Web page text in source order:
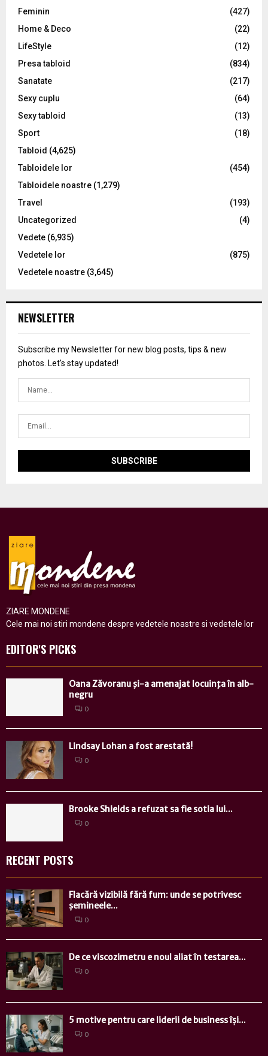
Feminin
(427)
Home & Deco
(22)
LifeStyle
(12)
Presa tabloid
(834)
Sanatate
(217)
Sexy cuplu
(64)
Sexy tabloid
(13)
Sport
(18)
Tabloid (4,625)
Tabloidele lor
(454)
Tabloidele noastre (1,279)
Travel
(193)
Uncategorized
(4)
Vedete (6,935)
Vedetele lor
(875)
Vedetele noastre (3,645)
NEWSLETTER
Subscribe my Newsletter for new blog posts, tips & new
photos. Let's stay updated!
ZIARE MONDENE
Cele mai noi stiri mondene despre vedetele noastre si vedetele lor
EDITOR'S PICKS
Oana Zăvoranu şi-a amenajat locuinţa în alb-
negru
0
Lindsay Lohan a fost arestată!
0
Brooke Shields a refuzat sa fie sotia lui...
0
RECENT POSTS
Flacără vizibilă fără fum: unde se potrivesc
șemineele...
0
De ce viscozimetru e noul aliat în testarea...
0
5 motive pentru care liderii de business își...
0